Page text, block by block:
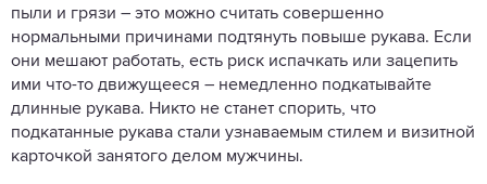
пыли и грязи – это можно считать совершенно
нормальными причинами подтянуть повыше рукава. Если
они мешают работать, есть риск испачкать или зацепить
ими что-то движущееся – немедленно подкатывайте
длинные рукава. Никто не станет спорить, что
подкатанные рукава стали узнаваемым стилем и визитной
карточкой занятого делом мужчины.